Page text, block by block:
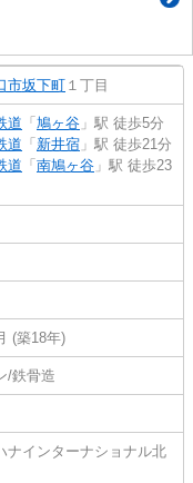
市坂下町 １丁目
道 「鳩ヶ谷 」駅 徒歩5分
道 「新井宿 」駅 徒歩21分
道 「南鳩ヶ谷 」駅 徒歩23
(築18年)
/鉄骨造
ナインターナショナル北